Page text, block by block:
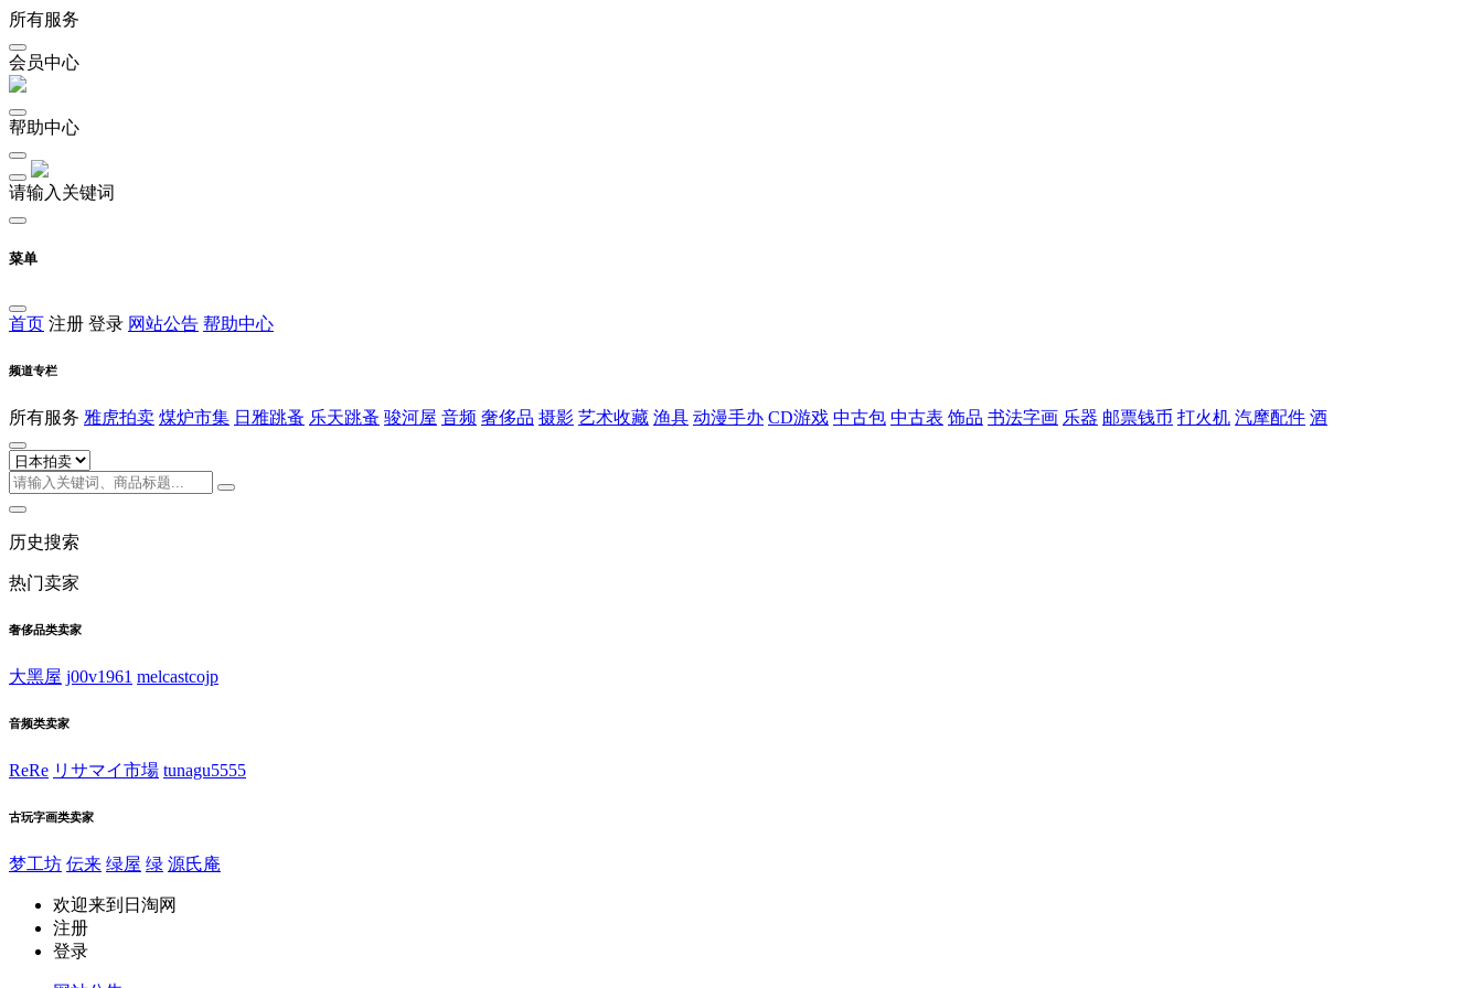
所有服务
会员中心
帮助中心
请输入关键词
菜单
首页 注册 登录 网站公告 帮助中心
频道专栏
所有服务 雅虎拍卖 煤炉市集 日雅跳蚤 乐天跳蚤 骏河屋 音频 奢侈品 摄影 艺术收藏 渔具 动漫手办 CD游戏 中古包 中古表 饰品 书法字画 乐器 邮票钱币 打火机 汽摩配件 酒
历史搜索
热门卖家
奢侈品类卖家
大黑屋 j00v1961 melcastcojp
音频类卖家
ReRe リサマイ市場 tunagu5555
古玩字画类卖家
梦工坊 伝来 绿屋 绿 源氏庵
欢迎来到日淘网
注册
登录